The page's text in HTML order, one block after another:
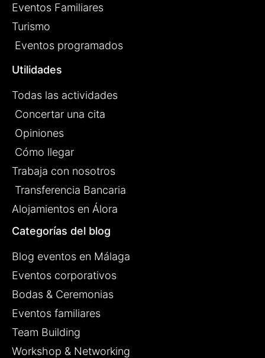
Eventos Familiares
Turismo
Eventos programados
Utilidades
Todas las actividades
Concertar una cita
Opiniones
Cómo llegar
Trabaja con nosotros
Transferencia Bancaria
Alojamientos en Álora
Categorías del blog
Blog eventos en Málaga
Eventos corporativos
Bodas & Ceremonias
Eventos familiares
Team Building
Workshop & Networking